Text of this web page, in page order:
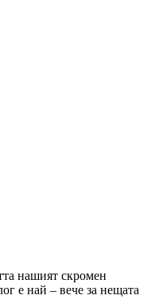
нашият скромен
е най – вече за нещата